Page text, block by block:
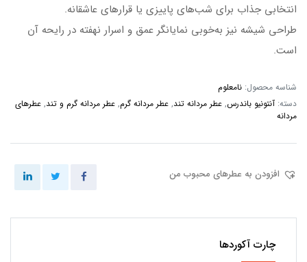
انتخابی جذاب برای شب‌های پاییزی یا قرارهای عاشقانه.
طراحی شیشه نیز به‌خوبی نمایانگر عمق و اسرار نهفته در رایحه آن
است.
شناسه محصول: نامعلوم
دسته: آنتونیو باندرس, عطر مردانه تند, عطر مردانه گرم, عطر مردانه گرم و تند, عطرهای
مردانه
افزودن به عطرهای محبوب من
چارت آکوردها